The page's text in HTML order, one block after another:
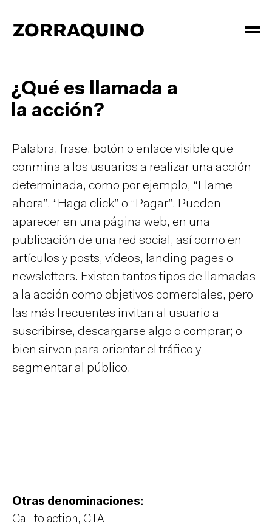
¿Qué es llamada a
la acción?
Palabra, frase, botón o enlace visible que
conmina a los usuarios a realizar una acción
determinada, como por ejemplo, “Llame
ahora”, “Haga click” o “Pagar”. Pueden
aparecer en una página web, en una
publicación de una red social, así como en
artículos y posts, vídeos, landing pages o
newsletters. Existen tantos tipos de llamadas
a la acción como objetivos comerciales, pero
las más frecuentes invitan al usuario a
suscribirse, descargarse algo o comprar; o
bien sirven para orientar el tráfico y
segmentar al público.
Otras denominaciones:
Call to action, CTA